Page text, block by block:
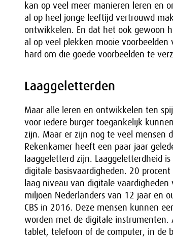
kan op veel meer manieren leren en
al op heel jonge leeftijd vertrouwd
ontwikkelen. En dat het ook gewoon
al op veel plekken mooie voorbeelden
hard om die goede voorbeelden te
Laaggeletterden
Maar alle leren en ontwikkelen ten
voor iedere burger toegankelijk
zijn. Maar er zijn nog te veel mensen
Rekenkamer heeft een paar jaar
laaggeletterd zijn. Laaggeletterdheid
digitale basisvaardigheden. 20
laag niveau van digitale
miljoen Nederlanders van 12 jaar en
CBS in 2016. Deze mensen kunnen
worden met de digitale instrumenten.
tablet, telefoon of de computer, in de